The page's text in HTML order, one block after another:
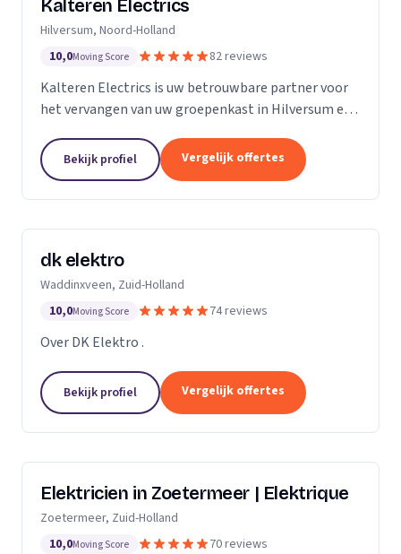
Kalteren Electrics
Hilversum, Noord-Holland
10,0Moving Score 82 reviews
Kalteren Electrics is uw betrouwbare partner voor
het vervangen van uw groepenkast in Hilversum en
benodigde diploma's en certificeringen, sta ik klaar
om u...
Bekijk profiel Vergelijk offertes
dk elektro
Waddinxveen, Zuid-Holland
10,0Moving Score 74 reviews
Over DK Elektro .
Bekijk profiel Vergelijk offertes
Elektricien in Zoetermeer | Elektrique
Zoetermeer, Zuid-Holland
10,0Moving Score 70 reviews